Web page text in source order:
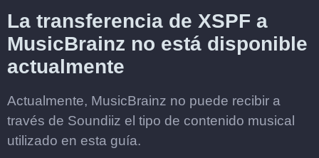
La transferencia de XSPF a
MusicBrainz no está disponible
actualmente
Actualmente, MusicBrainz no puede recibir a
través de Soundiiz el tipo de contenido musical
utilizado en esta guía.